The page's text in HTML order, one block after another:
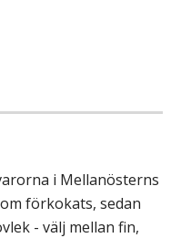
i Mellanösterns
förkokats, sedan
- välj mellan fin,